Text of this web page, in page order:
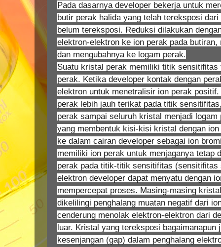
Pada dasarnya developer bekerja untuk
butir perak halida yang telah tereksposi
belum tereksposi. Reduksi dilakukan
elektron-elektron ke ion perak pada
dan mengubahnya ke logam perak.
Suatu kristal perak memiliki titik sensitifitas
perak. Ketika developer kontak dengan
elektron untuk menetralisir ion perak
perak lebih jauh terikat pada titik
perak sampai seluruh kristal menjadi
yang membentuk kisi-kisi kristal dengan
ke dalam cairan developer sebagai ion
memiliki ion perak untuk menjaganya tetap
perak pada titik-titik sensitifitas (sensitifitas
elektron developer dapat menyatu dengan
mempercepat proses. Masing-masing
dikelilingi penghalang muatan negatif dari
cenderung menolak elektron-elektron dari
luar. Kristal yang tereksposi bagaimanapun
kesenjangan (gap) dalam penghalang